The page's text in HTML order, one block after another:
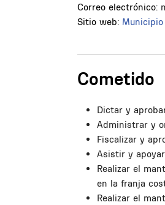
Correo electrónico:
Sitio web: Municipio
Cometido
Dictar y
Administrar y
Fiscalizar y
Asistir y
Realizar el
en la franja
Realizar el